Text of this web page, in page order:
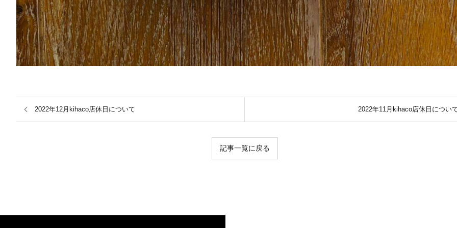
2022年12月kihaco店休日について 2022年11月kihaco店休日につい
記事一覧に戻る